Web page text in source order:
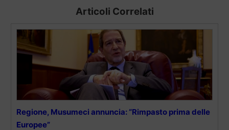
Articoli Correlati
Regione, Musumeci annuncia: “Rimpasto prima delle
Europee”